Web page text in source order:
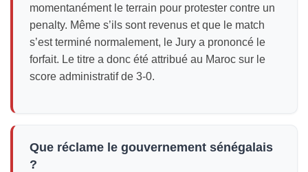
momentanément le terrain pour protester contre un
penalty. Même s’ils sont revenus et que le match
s’est terminé normalement, le Jury a prononcé le
forfait. Le titre a donc été attribué au Maroc sur le
score administratif de 3-0.
Que réclame le gouvernement sénégalais
?